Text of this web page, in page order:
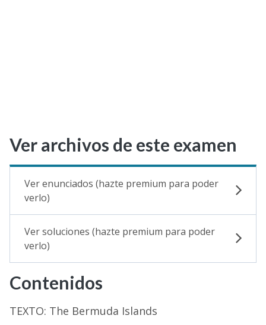
Ver archivos de este examen
Ver enunciados (hazte premium para poder
verlo)
Ver soluciones (hazte premium para poder
verlo)
Contenidos
TEXTO: The Bermuda Islands